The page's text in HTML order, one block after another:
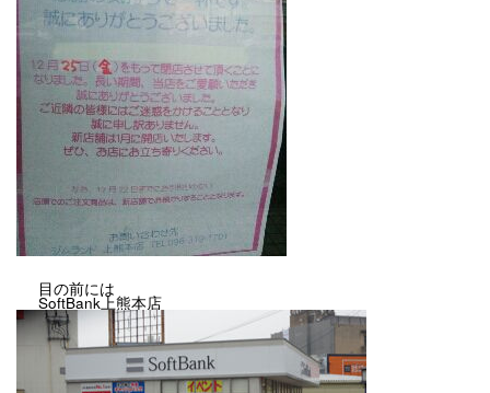
目の前には
SoftBank上熊本店